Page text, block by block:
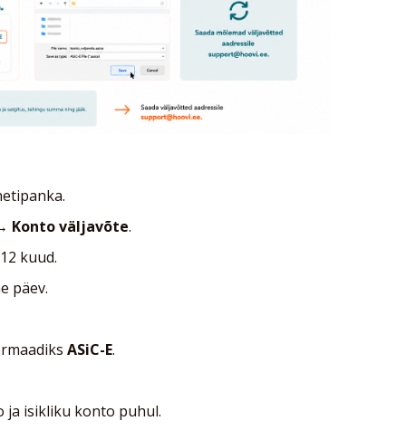
Konto väljavõte.
kuud.
päev.
ASiC-E.
ja isikliku konto puhul.